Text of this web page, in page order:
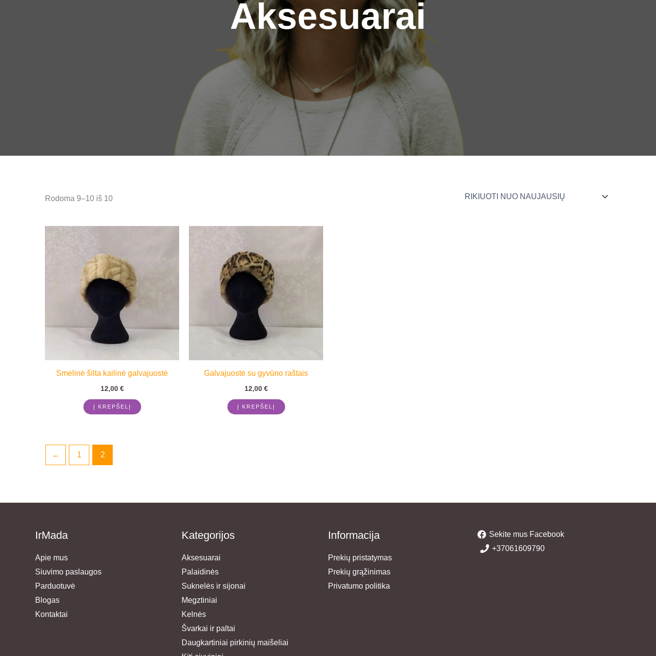
Aksesuarai
Rodoma 9–10 iš 10
Smėlinė šilta kailinė galvajuostė
12,00 €
Į KREPŠELĮ
Galvajuostė su gyvūno raštais
12,00 €
Į KREPŠELĮ
← 1 2
IrMada
Apie mus
Siuvimo paslaugos
Parduotuvė
Blogas
Kontaktai
Kategorijos
Aksesuarai
Palaidinės
Suknelės ir sijonai
Megztiniai
Kelnės
Švarkai ir paltai
Daugkartiniai pirkinių maišeliai
Informacija
Prekių pristatymas
Prekių grąžinimas
Privatumo politika
Sekite mus Facebook
+37061609790